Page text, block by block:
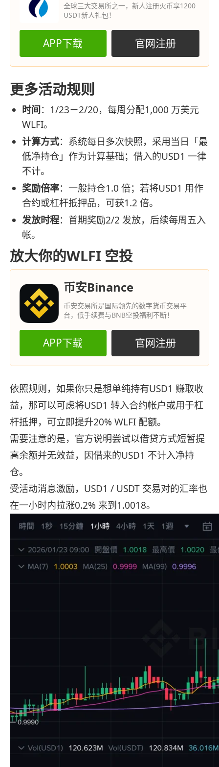
全球三大交易所之一，新人注册火币享1200
USDT新人礼包！
APP下载 官网注册
更多活动规则
时间：1/23－2/20，每周分配1,000 万美元
WLFI。
计算方式：系统每日多次快照，采用当日「最
低净持仓」作为计算基础；借入的USD1 一律
不计。
奖励倍率：一般持仓1.0 倍；若将USD1 用作
合约或杠杆抵押品，可获1.2 倍。
发放时程：首期奖励2/2 发放，后续每周五入
帐。
放大你的WLFI 空投
币安Binance
币安交易所是国际领先的数字货币交易平
台，低手续费与BNB空投福利不断！
APP下载 官网注册
依照规则，如果你只是想单纯持有USD1 赚取收
益，那可以可虑将USD1 转入合约帐户或用于杠
杆抵押，可立即提升20% WLFI 配额。
需要注意的是，官方说明尝试以借贷方式短暂提
高余额并无效益，因借来的USD1 不计入净持
仓。
受活动消息激励，USD1 / USDT 交易对的汇率也
在一小时内拉涨0.2% 来到1.0018。